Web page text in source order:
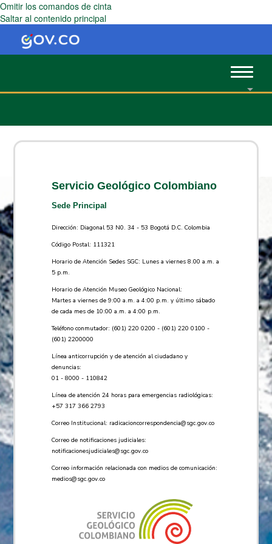
Omitir los comandos de cinta
Saltar al contenido principal
Toggle
Servicio Geológico Colombiano
Sede Principal
Dirección: Diagonal 53 N0. 34 - 53 Bogotá D.C. Colombia
Código Postal: 111321
Horario de Atención Sedes SGC: Lunes a viernes 8.00 a.m. a
5 p.m.
Horario de Atención Museo Geológico Nacional:
Martes a viernes de 9:00 a.m. a 4:00 p.m. y último sábado
de cada mes de 10:00 a.m. a 4:00 p.m.
Teléfono conmutador: (601) 220 0200 - (601) 220 0100 -
(601) 2200000
Línea anticorrupción y de atención al ciudadano y
denuncias:
01 - 8000 - 110842
Línea de atención 24 horas para emergencias radiológicas:
+57 ​317 366 2793
Correo Institucional: radicacioncorrespondencia@sgc.gov.co
Correo de notificaciones judiciales:
notificacionesjudiciales@sgc.gov.co
Correo información relacionada con medios de comunicación:
medios@sgc.gov.co